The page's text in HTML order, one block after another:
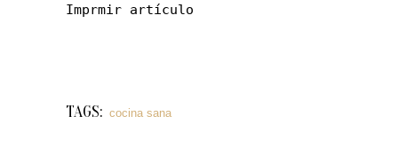
Imprmir artículo
TAGS: cocina sana